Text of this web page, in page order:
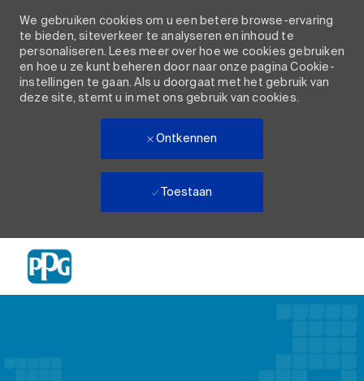
We gebruiken cookies om u een betere browse-ervaring
te bieden, siteverkeer te analyseren en inhoud te
personaliseren. Lees meer over hoe we cookies gebruiken
en hoe u ze kunt beheren door naar onze pagina Cookie-
instellingen te gaan. Als u doorgaat met het gebruik van
deze site, stemt u in met ons gebruik van cookies.
Ontkennen
Toestaan